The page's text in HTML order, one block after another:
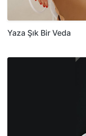
Yaza Şık Bir Veda